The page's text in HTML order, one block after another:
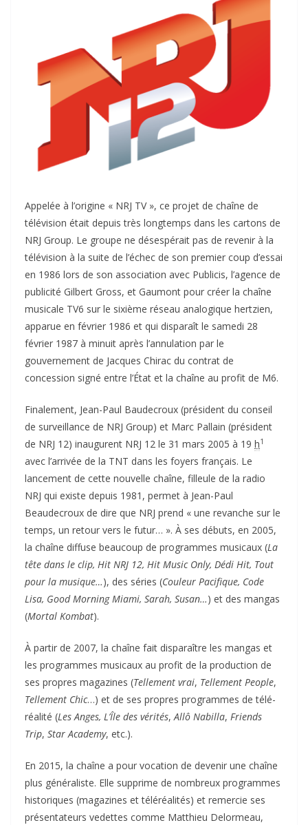
Appelée à l’origine « NRJ TV », ce projet de chaîne de
télévision était depuis très longtemps dans les cartons de
NRJ Group. Le groupe ne désespérait pas de revenir à la
télévision à la suite de l’échec de son premier coup d’essai
en 1986 lors de son association avec Publicis, l’agence de
publicité Gilbert Gross, et Gaumont pour créer la chaîne
musicale TV6 sur le sixième réseau analogique hertzien,
apparue en février 1986 et qui disparaît le samedi 28
février 1987 à minuit après l’annulation par le
gouvernement de Jacques Chirac du contrat de
concession signé entre l’État et la chaîne au profit de M6.
Finalement, Jean-Paul Baudecroux (président du conseil
de surveillance de NRJ Group) et Marc Pallain (président
de NRJ 12) inaugurent NRJ 12 le 31 mars 2005 à 19 h1
avec l’arrivée de la TNT dans les foyers français. Le
lancement de cette nouvelle chaîne, filleule de la radio
NRJ qui existe depuis 1981, permet à Jean-Paul
Beaudecroux de dire que NRJ prend « une revanche sur le
temps, un retour vers le futur… ». À ses débuts, en 2005,
la chaîne diffuse beaucoup de programmes musicaux (La
tête dans le clip, Hit NRJ 12, Hit Music Only, Dédi Hit, Tout
pour la musique…), des séries (Couleur Pacifique, Code
Lisa, Good Morning Miami, Sarah, Susan…) et des mangas
(Mortal Kombat).
À partir de 2007, la chaîne fait disparaître les mangas et
les programmes musicaux au profit de la production de
ses propres magazines (Tellement vrai, Tellement People,
Tellement Chic…) et de ses propres programmes de télé-
réalité (Les Anges, L’Île des vérités,Allô Nabilla, Friends
Trip, Star Academy, etc.).
En 2015, la chaîne a pour vocation de devenir une chaîne
plus généraliste. Elle supprime de nombreux programmes
historiques (magazines et téléréalités) et remercie ses
présentateurs vedettes comme Matthieu Delormeau,